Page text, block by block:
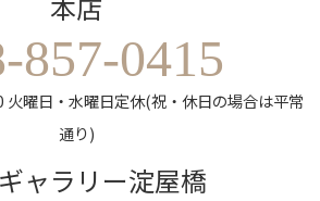
857-0415
火曜日・水曜日定休(祝・休日の場合は平常
通り)
ャラリー淀屋橋